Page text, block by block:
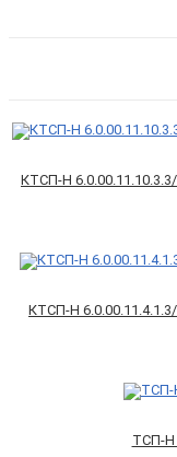
КТСП-Н
КТСП-Н
ТСП-Н